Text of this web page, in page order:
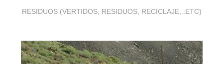
RESIDUOS (VERTIDOS, RESIDUOS, RECICLAJE,..ETC)